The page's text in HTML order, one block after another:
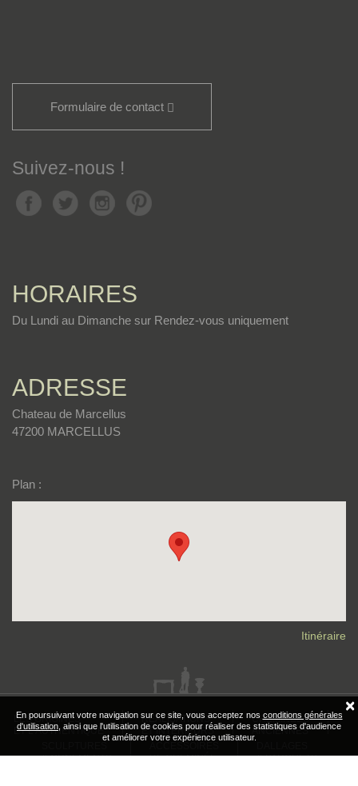
Formulaire de contact
Suivez-nous !
HORAIRES
Du Lundi au Dimanche sur Rendez-vous uniquement
ADRESSE
Chateau de Marcellus
47200 MARCELLUS
Plan :
Itinéraire
LES ORIGINES
ET L'AUTHENTIQUE
RÉALISATIONS
ET INTÉRIEURS
CHEMINÉES
ANCIENNES
& ORNEMENTS
DE CHEMINÉE
& PARQUETS
×
En poursuivant votre navigation sur ce site, vous acceptez nos conditions générales
d'utilisation , ainsi que l'utilisation de cookies pour réaliser des statistiques d'audience
et améliorer votre expérience utilisateur.